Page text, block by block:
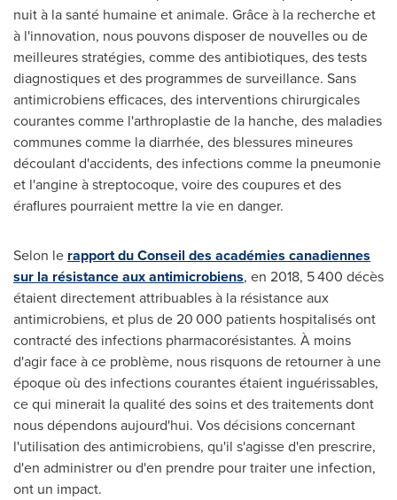
nuit à la santé humaine et animale. Grâce à la recherche et
à l'innovation, nous pouvons disposer de nouvelles ou de
meilleures stratégies, comme des antibiotiques, des tests
diagnostiques et des programmes de surveillance. Sans
antimicrobiens efficaces, des interventions chirurgicales
courantes comme l'arthroplastie de la hanche, des maladies
communes comme la diarrhée, des blessures mineures
découlant d'accidents, des infections comme la pneumonie
et l'angine à streptocoque, voire des coupures et des
éraflures pourraient mettre la vie en danger.
Selon le rapport du Conseil des académies canadiennes
sur la résistance aux antimicrobiens, en 2018, 5 400 décès
étaient directement attribuables à la résistance aux
antimicrobiens, et plus de 20 000 patients hospitalisés ont
contracté des infections pharmacorésistantes. À moins
d'agir face à ce problème, nous risquons de retourner à une
époque où des infections courantes étaient inguérissables,
ce qui minerait la qualité des soins et des traitements dont
nous dépendons aujourd'hui. Vos décisions concernant
l'utilisation des antimicrobiens, qu'il s'agisse d'en prescrire,
d'en administrer ou d'en prendre pour traiter une infection,
ont un impact.